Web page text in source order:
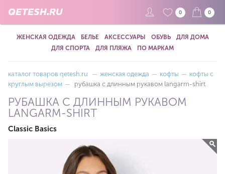
QETESH.RU 0 0
ЖЕНСКАЯ ОДЕЖДА БЕЛЬЕ АКСЕССУАРЫ ОБУВЬ
ДЛЯ ДОМА
ДЛЯ СПОРТА
ДЛЯ ПЛЯЖА ПО МАРКАМ
каталог товаров qetesh.ru — женская одежда — кофты — кофты с
круглым вырезом — рубашка с длинным рукавом langarm-shirt
РУБАШКА С ДЛИННЫМ РУКАВОМ
LANGARM-SHIRT
Classic Basics